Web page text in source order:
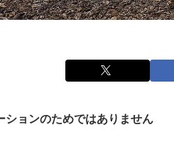
ションのためではありません